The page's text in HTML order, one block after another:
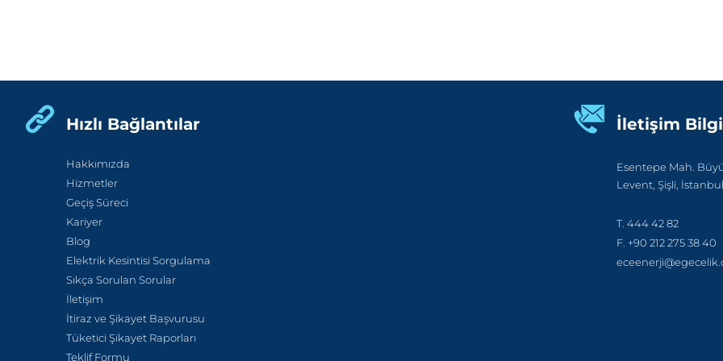
Hızlı Bağlantılar
Hakkımızda
Hizmetler
Geçiş Süreci
Kariyer
Blog
Elektrik Kesintisi Sorgulama
Sıkça Sorulan Sorular
İletişim
İtiraz ve Şikayet Başvurusu
Tüketici Şikayet Raporları
Teklif Formu
İletişim
Esentepe Mah.
Levent, Şişli, İstanbul
T. 444 42 82
F. +90 212 275 38 40